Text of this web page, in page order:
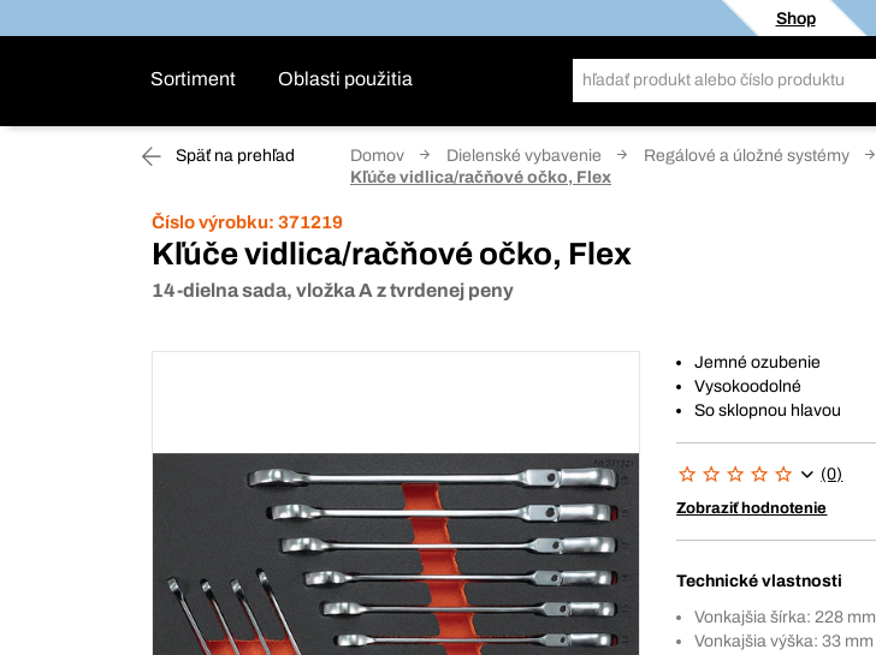
Shop
Sortiment Oblasti použitia
Späť na prehľad Domov Dielenské vybavenie Regálové a úložné systémy
Kľúče vidlica/račňové očko, Flex
Číslo výrobku: 371219
Kľúče vidlica/račňové očko, Flex
14-dielna sada, vložka A z tvrdenej peny
Jemné ozubenie
Vysokoodolné
So sklopnou hlavou
(0)
Zobraziť hodnotenie
Technické vlastnosti
Vonkajšia šírka: 228 mm
Vonkajšia výška: 33 mm